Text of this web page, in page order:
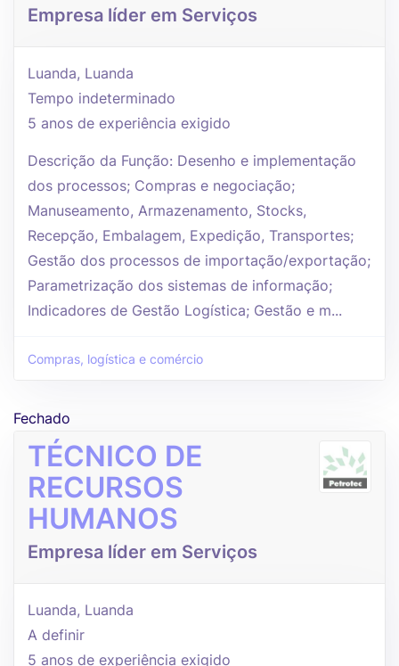
Empresa líder em Serviços
Luanda, Luanda
Tempo indeterminado
5 anos de experiência exigido
Descrição da Função: Desenho e implementação
dos processos; Compras e negociação;
Manuseamento, Armazenamento, Stocks,
Recepção, Embalagem, Expedição, Transportes;
Gestão dos processos de importação/exportação;
Parametrização dos sistemas de informação;
Indicadores de Gestão Logística; Gestão e m...
Compras, logística e comércio
Fechado
TÉCNICO DE
RECURSOS
HUMANOS
Empresa líder em Serviços
Luanda, Luanda
A definir
5 anos de experiência exigido